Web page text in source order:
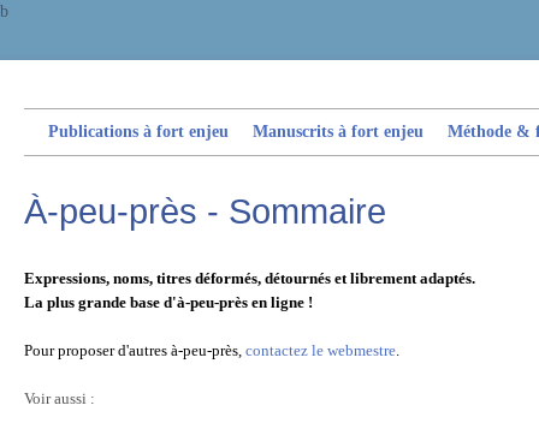
b
Publications à fort enjeu Manuscrits à fort enjeu Méthode &
À-peu-près - Sommaire
Expressions, noms, titres déformés, détournés et librement adaptés.
La plus grande base d'à-peu-près en ligne !
Pour proposer d'autres à-peu-près, contactez le webmestre.
Voir aussi :